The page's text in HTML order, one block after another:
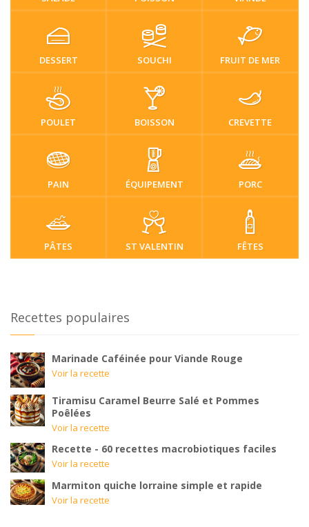
DESSERT SOUCHI FRUIT DE MER
POULET BOISSON CREVETTE
PAIN ÉQUIPEMENT PORC
PÂTES ST VALENTIN FÊTES
Recettes populaires
Marinade Caféinée pour Viande Rouge
Voir la recette
Tiramisu Caramel Beurre Salé et Pommes
Poêlées
Voir la recette
Recette - 60 recettes macrobiotiques faciles
Voir la recette
Marmiton quiche lorraine simple et rapide
Voir la recette